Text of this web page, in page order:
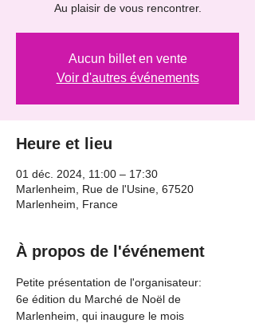
Au plaisir de vous rencontrer.
Aucun billet en vente
Voir d'autres événements
Heure et lieu
01 déc. 2024, 11:00 – 17:30
Marlenheim, Rue de l'Usine, 67520
Marlenheim, France
À propos de l'événement
Petite présentation de l'organisateur:
6e édition du Marché de Noël de
Marlenheim, qui inaugure le mois